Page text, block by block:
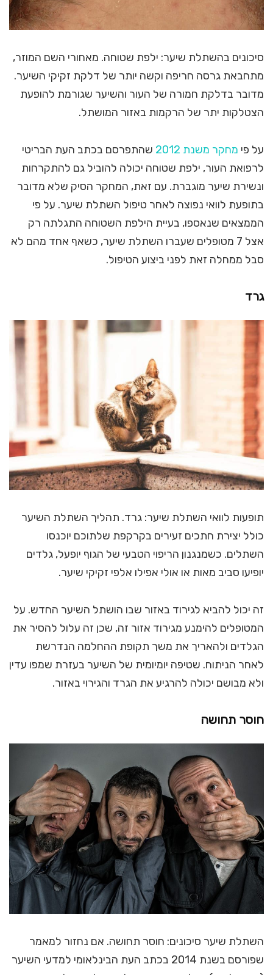
סיכונים בהשתלת שיער: ילפת שטוחה. מאחורי השם המוזר,
מתחבאת גרסה חריפה וקשה יותר של דלקת זקיקי השיער.
מדובר בדלקת חמורה של העור והשיער שגורמת להופעת
הצטלקות יתר של הרקמות באזור המושתל.
על פי מחקר משנת 2012
שהתפרסם בכתב העת הבריטי
לרפואת העור, ילפת שטוחה יכולה להוביל גם להתקרחות
ונשירת שיער מוגברת. עם זאת, המחקר הסיק שלא מדובר
בתופעת לוואי נפוצה לאחר טיפול השתלת שיער. על פי
הממצאים שנאספו, בעיית הילפת השטוחה התגלתה רק
אצל 7 מטופלים שעברו השתלת שיער, כשאף אחד מהם לא
סבל ממחלה זאת לפני ביצוע הטיפול.
גרד
תופעות לוואי השתלת שיער: גרד. תהליך השתלת השיער
כולל יצירת חתכים זעירים בקרקפת שלתוכם יוכנסו
השתלים. כשמנגנון הריפוי הטבעי של הגוף יופעל, גלדים
יופיעו סביב מאות או אולי אפילו אלפי זקיקי שיער.
זה יכול להביא לגירוד באזור שבו הושתל השיער החדש. על
המטופלים להימנע מגירוד אזור זה, שכן זה עלול להסיר את
הגלדים ולהאריך את משך תקופת ההחלמה הנדרשת
לאחר הניתוח. שטיפה יומיומית של השיער בעזרת שמפו עדין
ולא מבושם יכולה להרגיע את הגרד והגירוי באזור.
חוסר תחושה
השתלת שיער סיכונים: חוסר תחושה. אם נחזור למאמר
שפורסם בשנת 2014 בכתב העת הבינלאומי למדעי השיער